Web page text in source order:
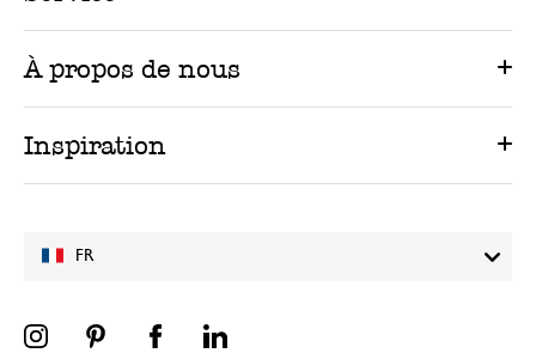
FR
À propos de nous
Inspiration